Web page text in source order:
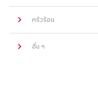
ครัวร้อน
อื่น ๆ